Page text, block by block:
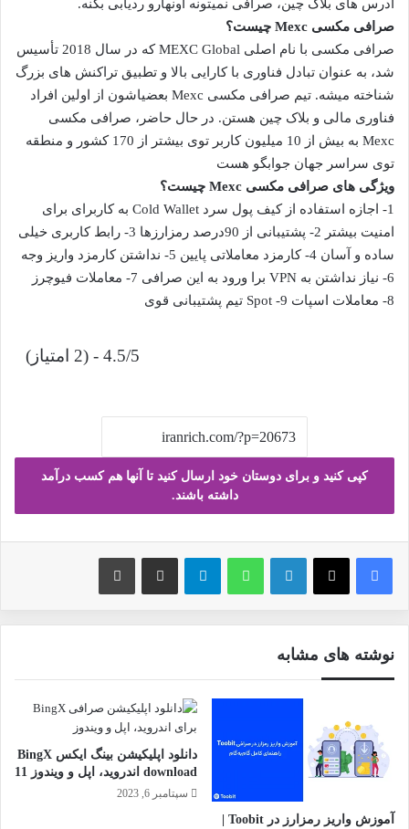
آدرس های بلاک چین، صرافی نمیتونه اونهارو ردیابی بکنه.
صرافی مکسی Mexc چیست؟
صرافی مکسی با نام اصلی MEXC Global که در سال 2018 تأسیس
شد، به عنوان تبادل فناوری با کارایی بالا و تطبیق تراکنش های بزرگ
شناخته میشه. تیم صرافی مکسی Mexc بعضیاشون از اولین افراد
فناوری مالی و بلاک چین هستن. در حال حاضر، صرافی مکسی
Mexc به بیش از 10 میلیون کاربر توی بیشتر از 170 کشور و منطقه
توی سراسر جهان جوابگو هست
ویژگی های صرافی مکسی Mexc چیست؟
1- اجازه استفاده از کیف پول سرد Cold Wallet به کاربرای برای
امنیت بیشتر 2- پشتیبانی از 90درصد رمزارزها 3- رابط کاربری خیلی
ساده و آسان 4- کارمزد معاملاتی پایین 5- نداشتن کارمزد واریز وجه
6- نیاز نداشتن به VPN برا ورود به این صرافی 7- معاملات فیوچرز
8- معاملات اسپات Spot -9 تیم پشتیبانی قوی
4.5/5 - (2 امتیاز)
کپی کنید و برای دوستان خود ارسال کنید تا آنها هم کسب درآمد
داشته باشند.
فیس بوک X لینکدین واتس آپ تلگرام ارسال ایمیل چاپ
نوشته های مشابه
دانلود اپلیکیشن بینگ ایکس BingX
download اندروید، اپل و ویندوز 11
سپتامبر 6, 2023